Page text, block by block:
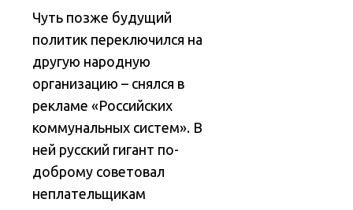
Чуть позже будущий
политик переключился на
другую народную
организацию – снялся в
рекламе «Российских
коммунальных систем». В
ней русский гигант по-
доброму советовал
неплательщикам